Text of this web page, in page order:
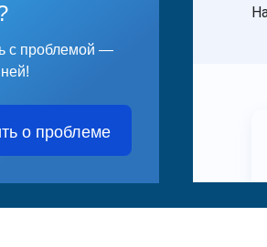
с проблемой —
о проблеме